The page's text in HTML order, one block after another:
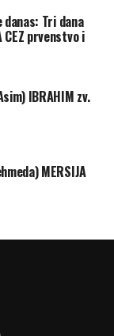
danas: Tri dana
prvenstvo i
IBRAHIM zv.
MERSIJA